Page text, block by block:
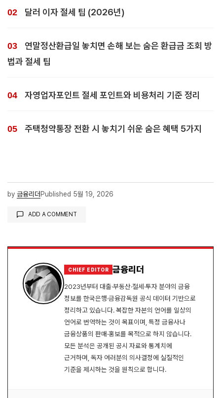
달러 이자 절세 팁 (2026년)
연말정산환급일 놓치면 손해 보는 숨은 환급금 조회 방
법과 절세 팁
자영업자포인트 절세 포인트와 비용처리 기준 정리
주택청약통장 전환 시 놓치기 쉬운 숨은 혜택 5가지
by 금융리더 Published 5월 19, 2026
ADD A COMMENT
CHIEF EDITOR 금융리더
2023년부터 대출·부동산·절세·투자 분야의 금융
정보를 한국은행·금융감독원 공식 데이터 기반으로
정리하고 있습니다. 복잡한 자본의 언어를 일상의
언어로 번역하는 것이 목표이며, 특정 금융사나
금융상품의 판매·홍보를 목적으로 하지 않습니다.
모든 분석은 공개된 공시 자료와 통계치에
근거하며, 독자 여러분의 의사결정에 실질적인
기준을 제시하는 것을 원칙으로 합니다.